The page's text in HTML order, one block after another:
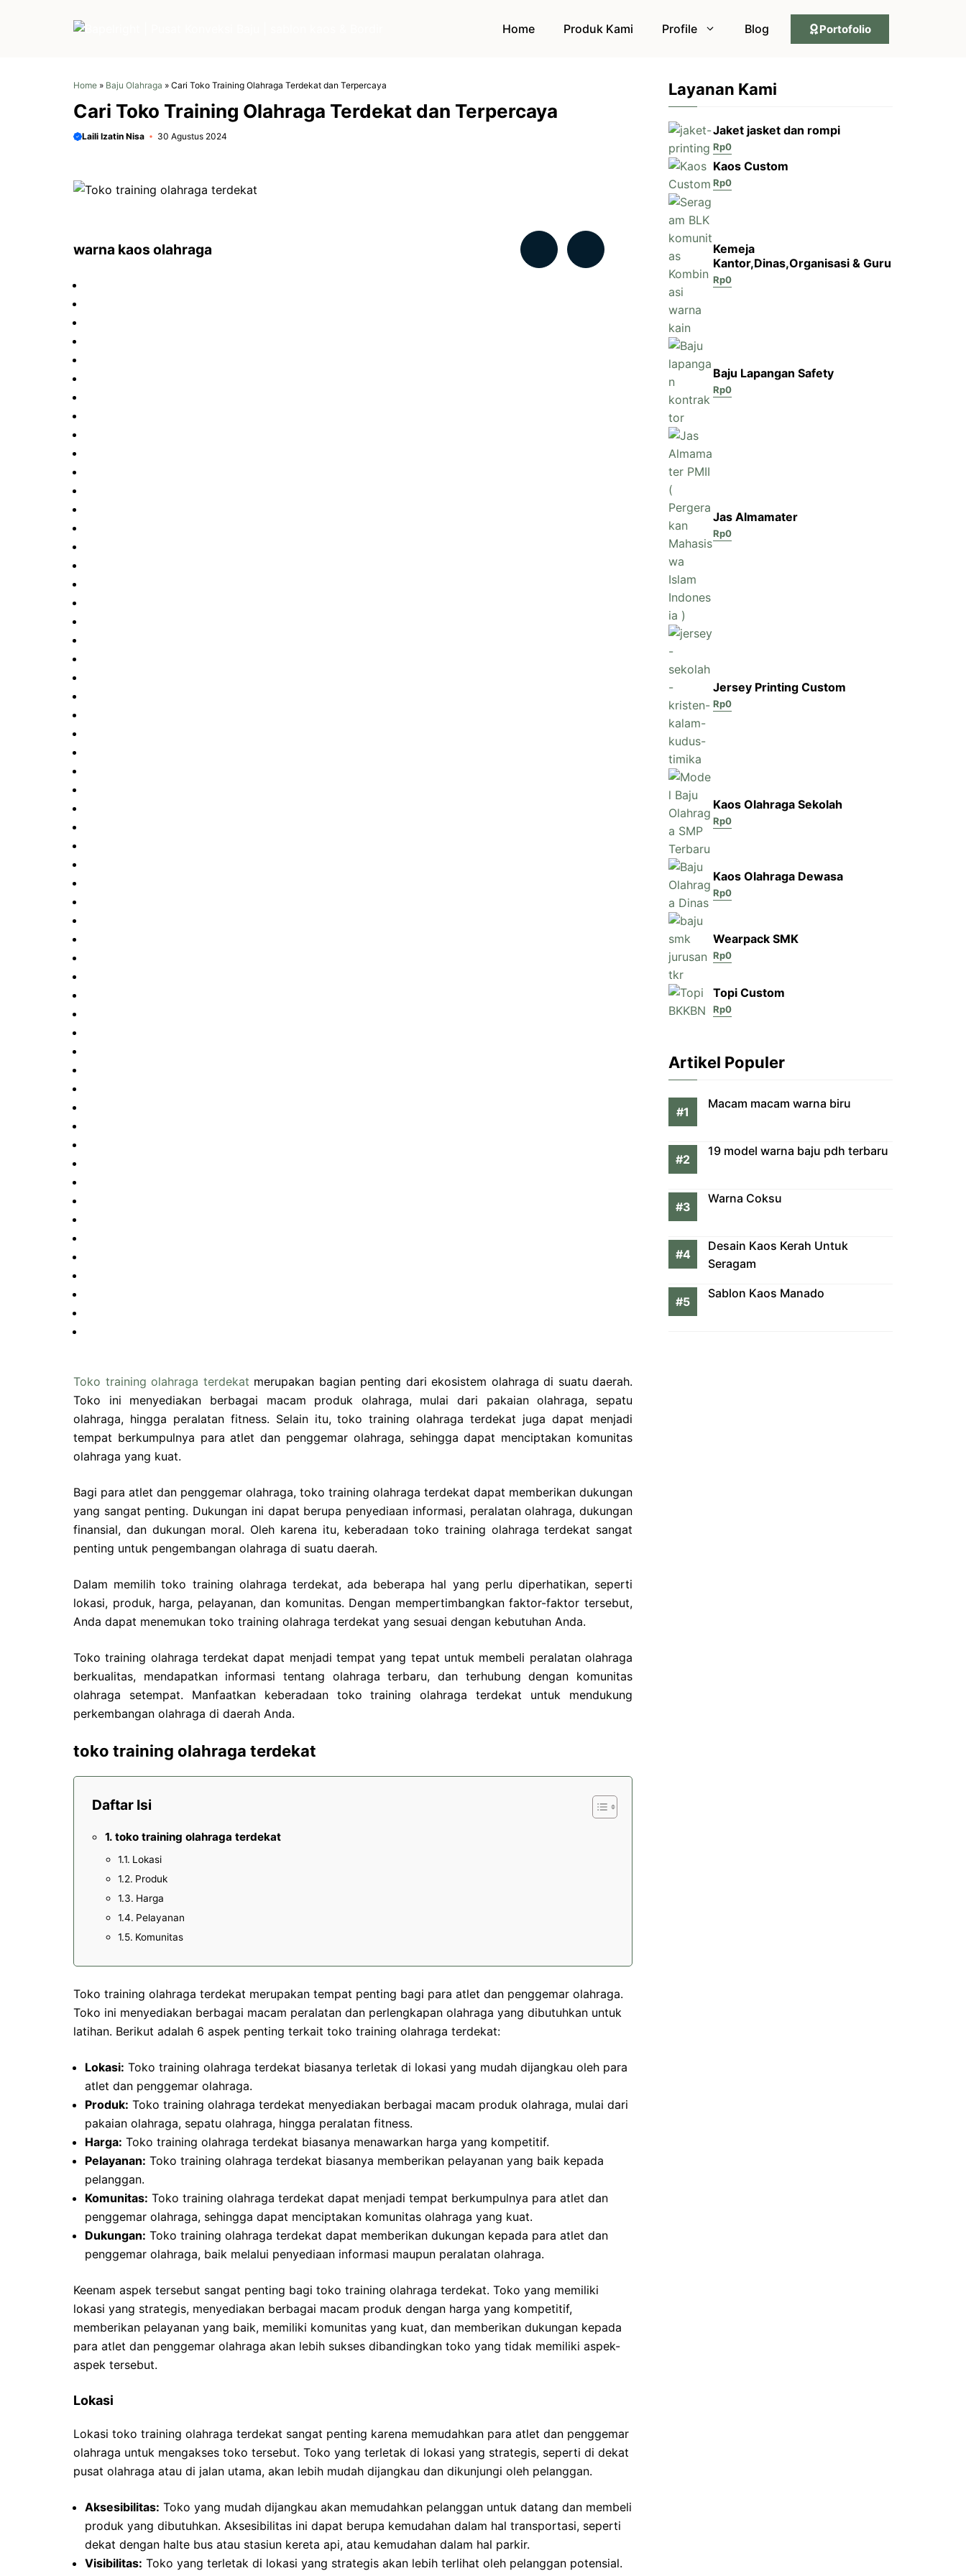
Home Produk Kami Profile Blog Portofolio
Home » Baju Olahraga » Cari Toko Training Olahraga Terdekat dan Terpercaya
Cari Toko Training Olahraga Terdekat dan Terpercaya
Laili Izatin Nisa 30 Agustus 2024
warna kaos olahraga
Toko training olahraga terdekat merupakan bagian penting dari ekosistem olahraga di suatu daerah.
Toko ini menyediakan berbagai macam produk olahraga, mulai dari pakaian olahraga, sepatu
olahraga, hingga peralatan fitness. Selain itu, toko training olahraga terdekat juga dapat menjadi
tempat berkumpulnya para atlet dan penggemar olahraga, sehingga dapat menciptakan komunitas
olahraga yang kuat.
Bagi para atlet dan penggemar olahraga, toko training olahraga terdekat dapat memberikan dukungan
yang sangat penting. Dukungan ini dapat berupa penyediaan informasi, peralatan olahraga, dukungan
finansial, dan dukungan moral. Oleh karena itu, keberadaan toko training olahraga terdekat sangat
penting untuk pengembangan olahraga di suatu daerah.
Dalam memilih toko training olahraga terdekat, ada beberapa hal yang perlu diperhatikan, seperti
lokasi, produk, harga, pelayanan, dan komunitas. Dengan mempertimbangkan faktor-faktor tersebut,
Anda dapat menemukan toko training olahraga terdekat yang sesuai dengan kebutuhan Anda.
Toko training olahraga terdekat dapat menjadi tempat yang tepat untuk membeli peralatan olahraga
berkualitas, mendapatkan informasi tentang olahraga terbaru, dan terhubung dengan komunitas
olahraga setempat. Manfaatkan keberadaan toko training olahraga terdekat untuk mendukung
perkembangan olahraga di daerah Anda.
toko training olahraga terdekat
Daftar Isi
toko training olahraga terdekat
Lokasi
Produk
Harga
Pelayanan
Komunitas
Toko training olahraga terdekat merupakan tempat penting bagi para atlet dan penggemar olahraga.
Toko ini menyediakan berbagai macam peralatan dan perlengkapan olahraga yang dibutuhkan untuk
latihan. Berikut adalah 6 aspek penting terkait toko training olahraga terdekat:
Lokasi: Toko training olahraga terdekat biasanya terletak di lokasi yang mudah dijangkau oleh para
atlet dan penggemar olahraga.
Produk: Toko training olahraga terdekat menyediakan berbagai macam produk olahraga, mulai dari
pakaian olahraga, sepatu olahraga, hingga peralatan fitness.
Harga: Toko training olahraga terdekat biasanya menawarkan harga yang kompetitif.
Pelayanan: Toko training olahraga terdekat biasanya memberikan pelayanan yang baik kepada
pelanggan.
Komunitas: Toko training olahraga terdekat dapat menjadi tempat berkumpulnya para atlet dan
penggemar olahraga, sehingga dapat menciptakan komunitas olahraga yang kuat.
Dukungan: Toko training olahraga terdekat dapat memberikan dukungan kepada para atlet dan
penggemar olahraga, baik melalui penyediaan informasi maupun peralatan olahraga.
Keenam aspek tersebut sangat penting bagi toko training olahraga terdekat. Toko yang memiliki
lokasi yang strategis, menyediakan berbagai macam produk dengan harga yang kompetitif,
memberikan pelayanan yang baik, memiliki komunitas yang kuat, dan memberikan dukungan kepada
para atlet dan penggemar olahraga akan lebih sukses dibandingkan toko yang tidak memiliki aspek-
aspek tersebut.
Lokasi
Lokasi toko training olahraga terdekat sangat penting karena memudahkan para atlet dan penggemar
olahraga untuk mengakses toko tersebut. Toko yang terletak di lokasi yang strategis, seperti di dekat
pusat olahraga atau di jalan utama, akan lebih mudah dijangkau dan dikunjungi oleh pelanggan.
Aksesibilitas: Toko yang mudah dijangkau akan memudahkan pelanggan untuk datang dan membeli
produk yang dibutuhkan. Aksesibilitas ini dapat berupa kemudahan dalam hal transportasi, seperti
dekat dengan halte bus atau stasiun kereta api, atau kemudahan dalam hal parkir.
Visibilitas: Toko yang terletak di lokasi yang strategis akan lebih terlihat oleh pelanggan potensial.
Layanan Kami
Jaket jasket dan rompi
Rp0
Kaos Custom
Rp0
Kemeja
Kantor,Dinas,Organisasi & Guru
Rp0
Baju Lapangan Safety
Rp0
Jas Almamater
Rp0
Jersey Printing Custom
Rp0
Kaos Olahraga Sekolah
Rp0
Kaos Olahraga Dewasa
Rp0
Wearpack SMK
Rp0
Topi Custom
Rp0
Artikel Populer
Macam macam warna biru
19 model warna baju pdh terbaru
Warna Coksu
Desain Kaos Kerah Untuk
Seragam
Sablon Kaos Manado